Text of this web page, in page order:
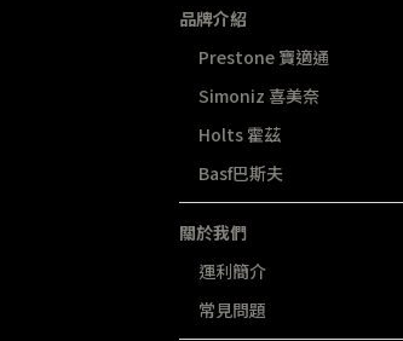
品牌介紹
Prestone 寶適通
Simoniz 喜美奈
Holts 霍茲
Basf巴斯夫
關於我們
運利簡介
常見問題